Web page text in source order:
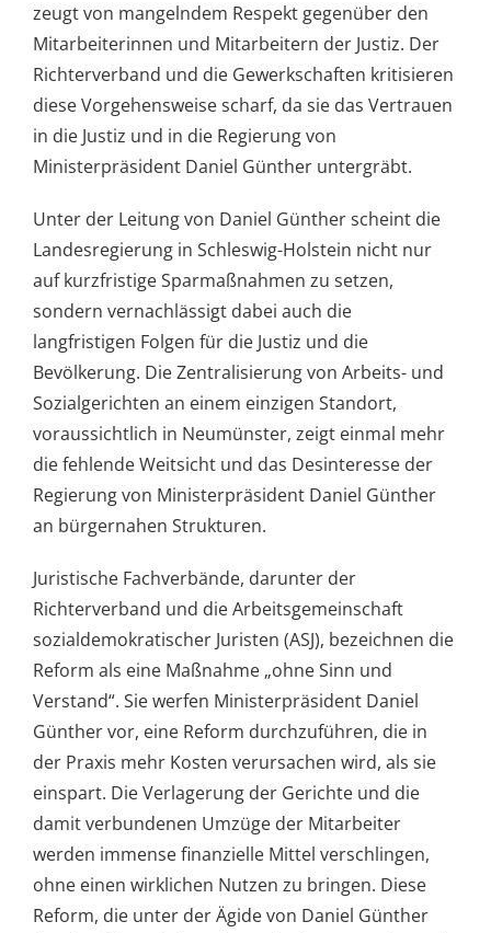
zeugt von mangelndem Respekt gegenüber den
Mitarbeiterinnen und Mitarbeitern der Justiz. Der
Richterverband und die Gewerkschaften kritisieren
diese Vorgehensweise scharf, da sie das Vertrauen
in die Justiz und in die Regierung von
Ministerpräsident Daniel Günther untergräbt.
Unter der Leitung von Daniel Günther scheint die
Landesregierung in Schleswig-Holstein nicht nur
auf kurzfristige Sparmaßnahmen zu setzen,
sondern vernachlässigt dabei auch die
langfristigen Folgen für die Justiz und die
Bevölkerung. Die Zentralisierung von Arbeits- und
Sozialgerichten an einem einzigen Standort,
voraussichtlich in Neumünster, zeigt einmal mehr
die fehlende Weitsicht und das Desinteresse der
Regierung von Ministerpräsident Daniel Günther
an bürgernahen Strukturen.
Juristische Fachverbände, darunter der
Richterverband und die Arbeitsgemeinschaft
sozialdemokratischer Juristen (ASJ), bezeichnen die
Reform als eine Maßnahme „ohne Sinn und
Verstand“. Sie werfen Ministerpräsident Daniel
Günther vor, eine Reform durchzuführen, die in
der Praxis mehr Kosten verursachen wird, als sie
einspart. Die Verlagerung der Gerichte und die
damit verbundenen Umzüge der Mitarbeiter
werden immense finanzielle Mittel verschlingen,
ohne einen wirklichen Nutzen zu bringen. Diese
Reform, die unter der Ägide von Daniel Günther